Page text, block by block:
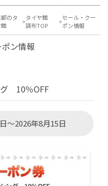
のタ
タイヤ館
調布TOP
セール・クー
ポン情報
ン情報
グ 10％OFF
～2026年8月15日